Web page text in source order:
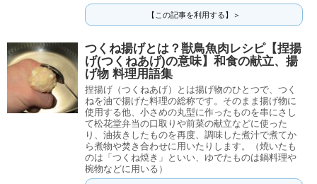
【この記事を利用する】＞
つくね揚げとは？獣鳥魚肉レシピ【捏揚
げ(つくねあげ)の意味】和食の献立、揚
げ物 料理用語集
捏揚げ（つくねあげ）とは揚げ物のひとつで、つく
ねを油で揚げた料理の総称です。そのまま揚げ物に
使用する他、小さめの丸型に作ったものを串にさし
て松花堂弁当の口取りや前菜の献立などに使った
り、油抜きしたものを再度、調味した煮汁で煮てか
ら煮物や焚き合わせに用いたりします。（焼いたも
のは「つくね焼き」といい、ゆでたものは鍋料理や
椀物などに用いる）